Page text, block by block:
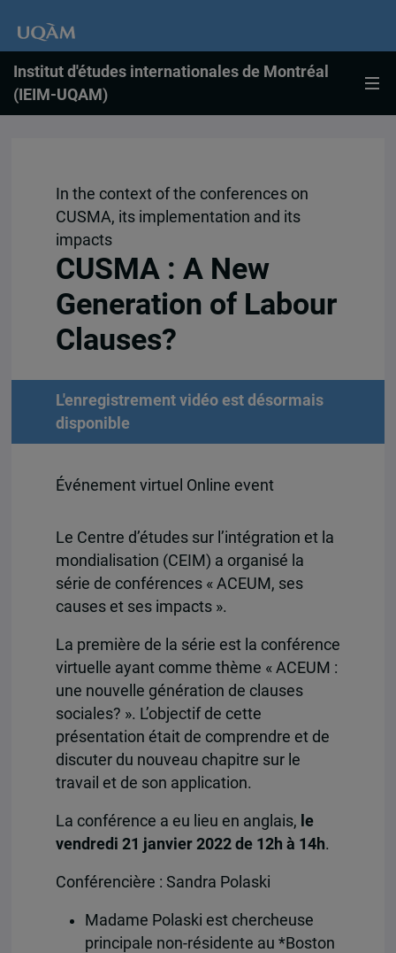
Institut d'études internationales de Montréal
(IEIM-UQAM)
In the context of the conferences on
CUSMA, its implementation and its
impacts
CUSMA : A New
Generation of Labour
Clauses?
L'enregistrement vidéo est désormais
disponible
Événement virtuel Online event
Le Centre d’études sur l’intégration et la
mondialisation (CEIM) a organisé la
série de conférences « ACEUM, ses
causes et ses impacts ».
La première de la série est la conférence
virtuelle ayant comme thème « ACEUM :
une nouvelle génération de clauses
sociales? ». L’objectif de cette
présentation était de comprendre et de
discuter du nouveau chapitre sur le
travail et de son application.
La conférence a eu lieu en anglais, le
vendredi 21 janvier 2022 de 12h à 14h.
Conférencière : Sandra Polaski
Madame Polaski est chercheuse
principale non-résidente au *Boston